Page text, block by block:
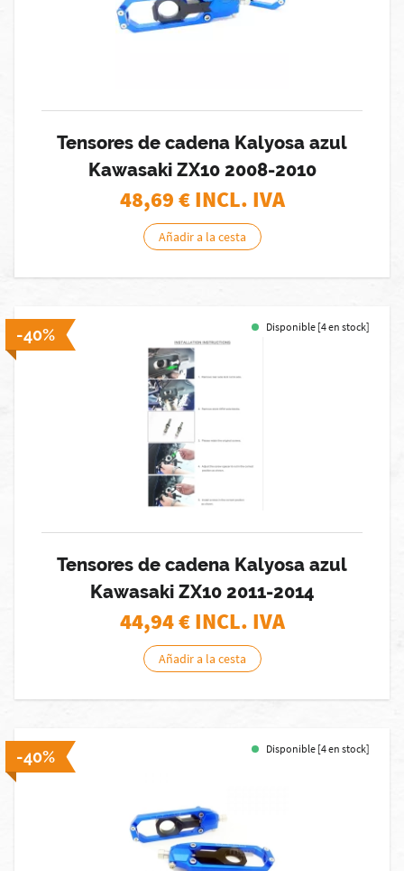
Tensores de cadena Kalyosa azul
Kawasaki ZX10 2008-2010
48,69€ INCL. IVA
Añadir a la cesta
-40% Disponible [4 en stock]
Tensores de cadena Kalyosa azul
Kawasaki ZX10 2011-2014
44,94€ INCL. IVA
Añadir a la cesta
-40% Disponible [4 en stock]